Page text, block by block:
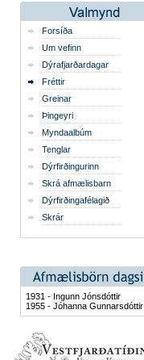
Forsíða
Um vefinn
Dýrafjarðardagar
Fréttir
Greinar
Þingeyri
Myndaalbúm
Tenglar
Dýrfirðingurinn
Skrá afmælisbarn
Dýrfirðingafélagið
Skrár
1931 - Ingunn Jónsdóttir
1955 - Jóhanna Gunnarsdóttir